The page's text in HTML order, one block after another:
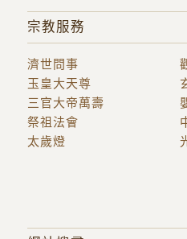
宗教服務
濟世問事
玉皇大天尊
三官大帝萬壽
祭祖法會
太歲燈